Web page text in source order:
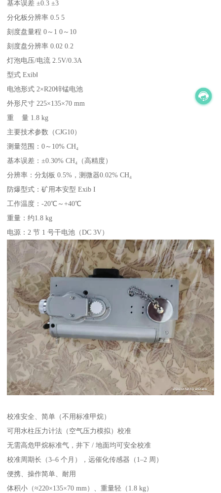
基本误差 ±0.3 ±3
分化板分辨率 0.5 5
刻度盘量程 0～1 0～10
刻度盘分辨率 0.02 0.2
灯泡电压/电流 2.5V/0.3A
型式 ExibⅠ
电池形式 2×R20锌锰电池
外形尺寸 225×135×70 mm
重 量 1.8 kg
主要技术参数（CJG10）
测量范围：0～10% CH₄
基本误差：±0.30% CH₄（高精度）
分辨率：分划板 0.5%，测微器0.02% CH₄
防爆型式：矿用本安型 Exib I
工作温度：-20℃～+40℃
重量：约1.8 kg
电源：2 节 1 号干电池（DC 3V）
校准安全、简单（不用标准甲烷）
可用水柱压力计法（空气压力模拟）校准
无需高危甲烷标准气，井下 / 地面均可安全校准
校准周期长（3–6 个月），远催化传感器（1–2 周）
便携、操作简单、耐用
体积小（≈220×135×70 mm）、重量轻（1.8 kg）